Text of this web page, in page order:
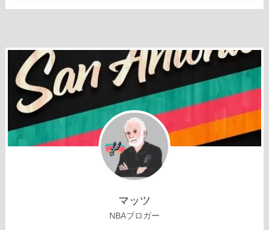
マッツ
NBAブロガー